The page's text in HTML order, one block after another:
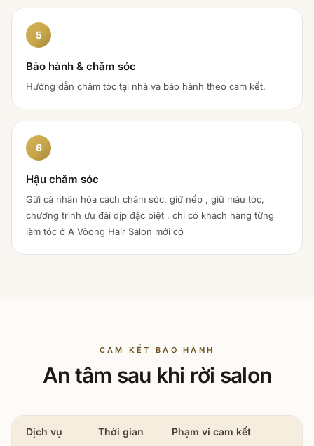
5
Bảo hành & chăm sóc
Hướng dẫn chăm tóc tại nhà và bảo hành theo cam kết.
6
Hậu chăm sóc
Gữi cá nhân hóa cách chăm sóc, giữ nếp , giữ màu tóc,
chương trình ưu đãi dịp đặc biệt , chỉ có khách hàng từng
làm tóc ở A Vòong Hair Salon mới có
CAM KẾT BẢO HÀNH
An tâm sau khi rời salon
Dịch vụ Thời gian Phạm vi cam kết